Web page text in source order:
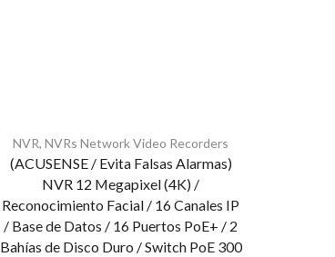
NVR, NVRs Network Video Recorders
(ACUSENSE / Evita Falsas Alarmas)
NVR 12 Megapixel (4K) /
Reconocimiento Facial / 16 Canales IP
/ Base de Datos / 16 Puertos PoE+ / 2
Bahías de Disco Duro / Switch PoE 300